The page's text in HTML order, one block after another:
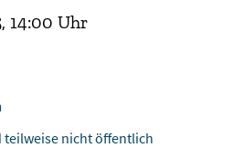
14:00 Uhr
nicht öffentlich